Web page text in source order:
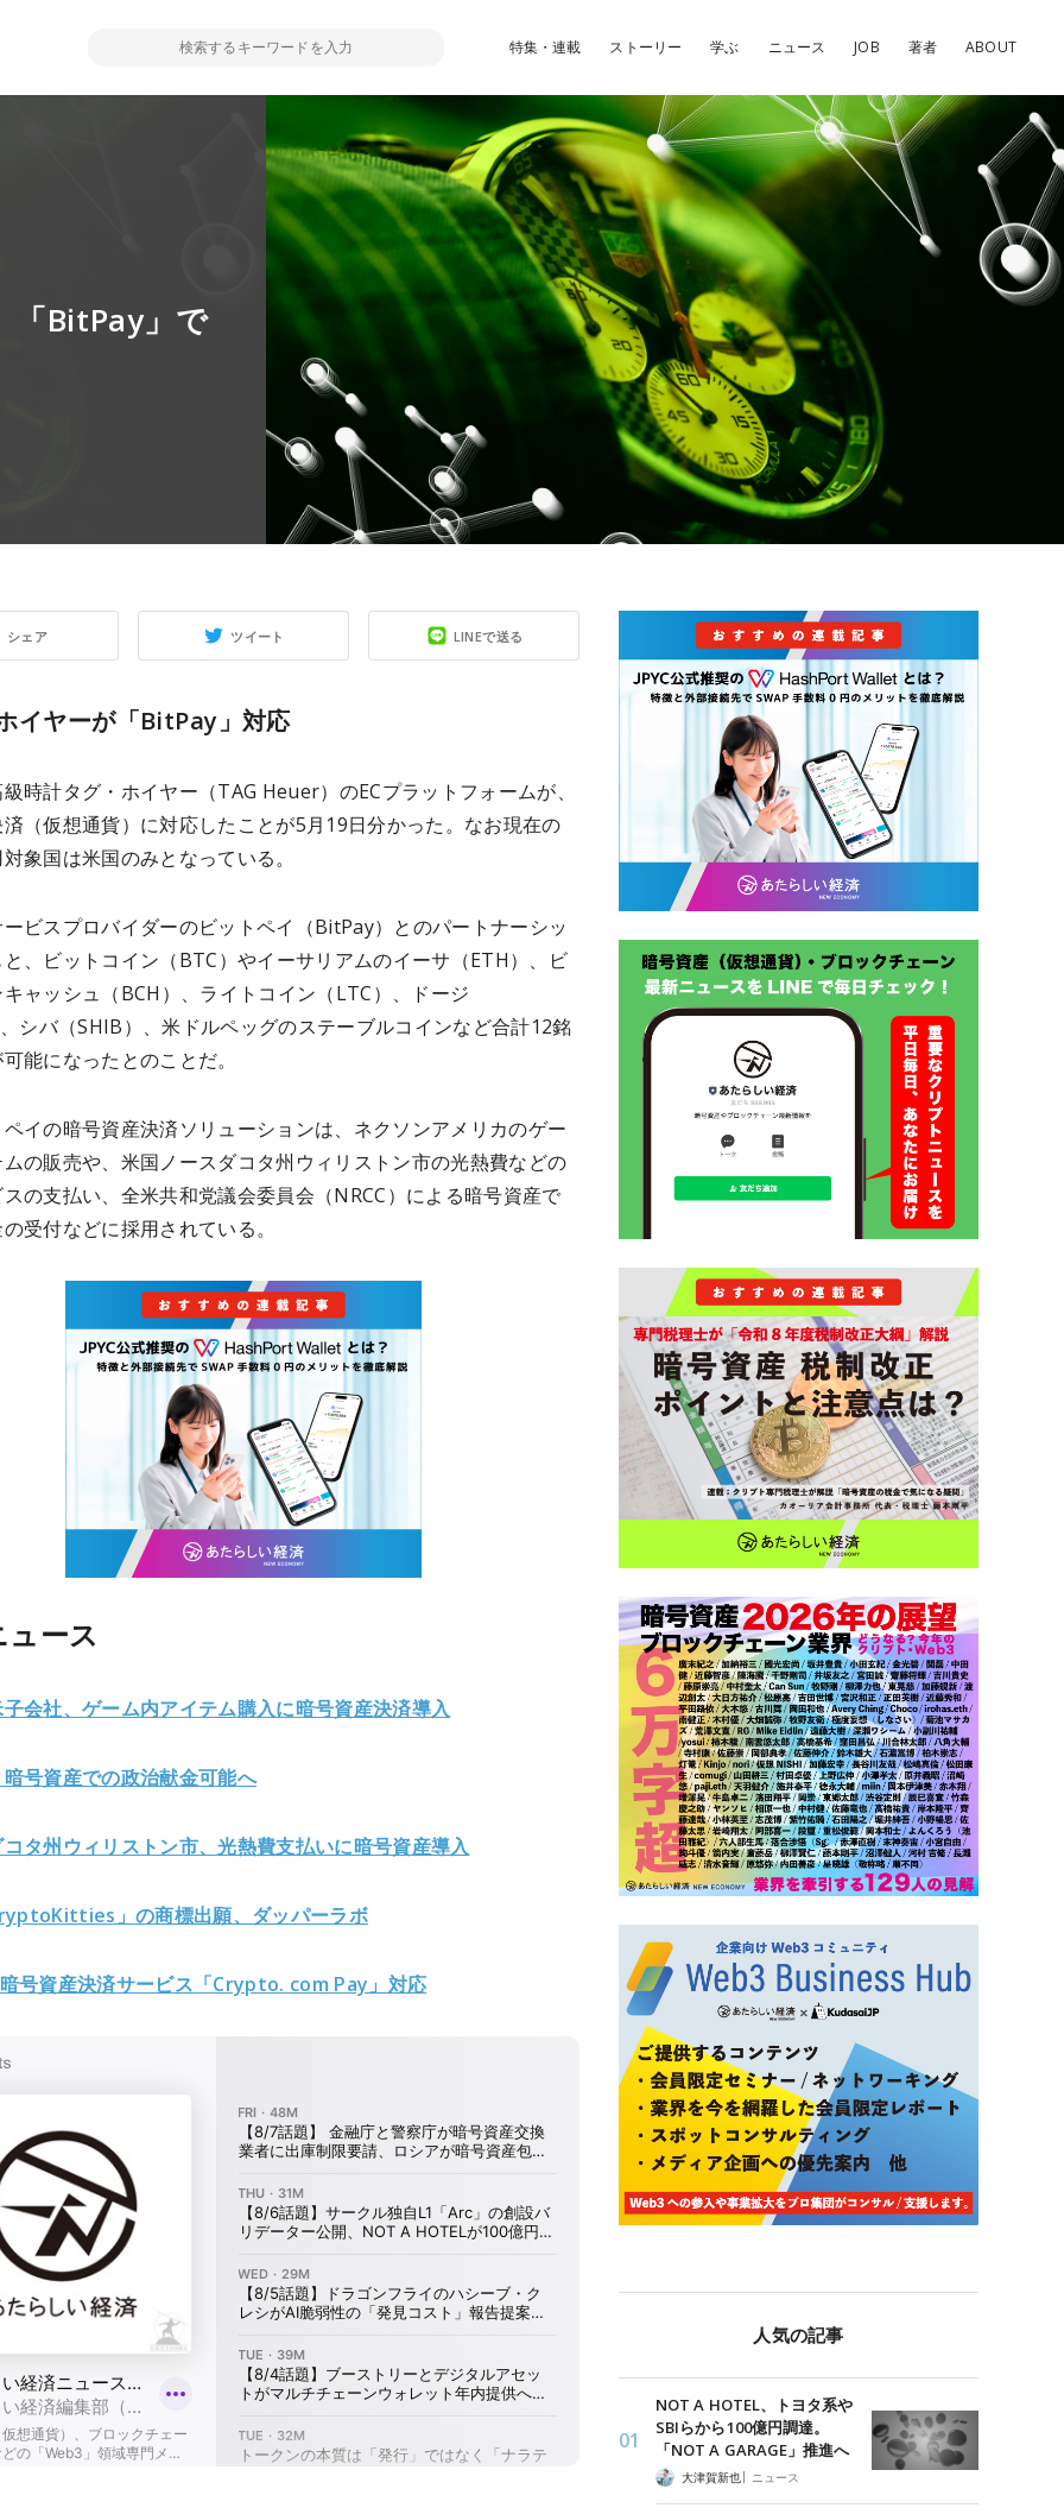
特集・連載 ストーリー 学ぶ ニュース JOB 著者 ABOUT
「BitPay」で
シェア ツイート LINEで送る
イヤーが「BitPay」対応
時計タグ・ホイヤー（TAG Heuer）のECプラットフォームが、
（仮想通貨）に対応したことが5月19日分かった。なお現在の
象国は米国のみとなっている。
ビスプロバイダーのビットペイ（BitPay）とのパートナーシッ
、ビットコイン（BTC）やイーサリアムのイーサ（ETH）、ビ
ャッシュ（BCH）、ライトコイン（LTC）、ドージ
シバ（SHIB）、米ドルペッグのステーブルコインなど合計12銘
能になったとのことだ。
イの暗号資産決済ソリューションは、ネクソンアメリカのゲー
の販売や、米国ノースダコタ州ウィリストン市の光熱費などの
の支払い、全米共和党議会委員会（NRCC）による暗号資産で
受付などに採用されている。
ース
会社、ゲーム内アイテム購入に暗号資産決済導入
号資産での政治献金可能へ
タ州ウィリストン市、光熱費支払いに暗号資産導入
」の商標出願、ダッパーラボ
号資産決済サービス「Crypto. com Pay」対応
人気の記事
NOT A HOTEL、トヨタ系や
SBIらから100億円調達。
「NOT A GARAGE」推進へ
大津賀新也| ニュース